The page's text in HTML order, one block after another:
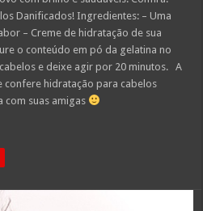
Danificados! Ingredientes: – Uma
– Creme de hidratação de sua
o conteúdo em pó da gelatina no
e deixe agir por 20 minutos. A
confere hidratação para cabelos
com suas amigas